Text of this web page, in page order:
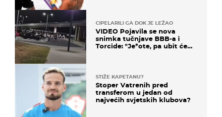
CIPELARILI GA DOK JE LEŽAO
VIDEO Pojavila se nova
snimka tučnjave BBB-a i
Torcide: "Je*ote, pa ubit će
STIŽE KAPETANU?
Stoper Vatrenih pred
transferom u jedan od
najvećih svjetskih klubova?